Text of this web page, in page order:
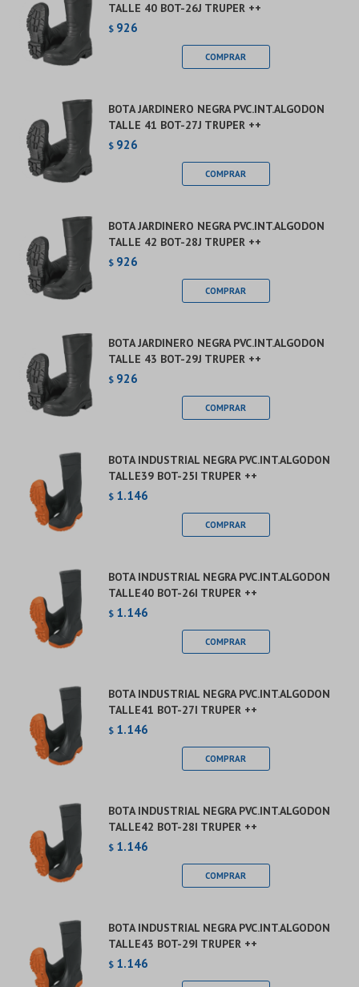
TALLE 40 BOT-26J TRUPER ++
$ 926
BOTA JARDINERO NEGRA PVC.INT.ALGODON
TALLE 41 BOT-27J TRUPER ++
$ 926
BOTA JARDINERO NEGRA PVC.INT.ALGODON
TALLE 42 BOT-28J TRUPER ++
$ 926
BOTA JARDINERO NEGRA PVC.INT.ALGODON
TALLE 43 BOT-29J TRUPER ++
$ 926
BOTA INDUSTRIAL NEGRA PVC.INT.ALGODON
TALLE39 BOT-25I TRUPER ++
$ 1.146
BOTA INDUSTRIAL NEGRA PVC.INT.ALGODON
TALLE40 BOT-26I TRUPER ++
$ 1.146
BOTA INDUSTRIAL NEGRA PVC.INT.ALGODON
TALLE41 BOT-27I TRUPER ++
$ 1.146
BOTA INDUSTRIAL NEGRA PVC.INT.ALGODON
TALLE42 BOT-28I TRUPER ++
$ 1.146
BOTA INDUSTRIAL NEGRA PVC.INT.ALGODON
TALLE43 BOT-29I TRUPER ++
$ 1.146